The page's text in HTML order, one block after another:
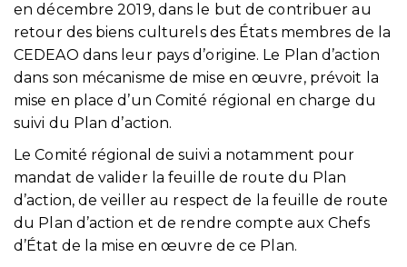
en décembre 2019, dans le but de contribuer au
retour des biens culturels des États membres de la
CEDEAO dans leur pays d’origine. Le Plan d’action
dans son mécanisme de mise en œuvre, prévoit la
mise en place d’un Comité régional en charge du
suivi du Plan d’action.
Le Comité régional de suivi a notamment pour
mandat de valider la feuille de route du Plan
d’action, de veiller au respect de la feuille de route
du Plan d’action et de rendre compte aux Chefs
d’État de la mise en œuvre de ce Plan.